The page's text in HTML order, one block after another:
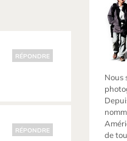
RÉPONDRE
RÉPONDRE
Nous
de